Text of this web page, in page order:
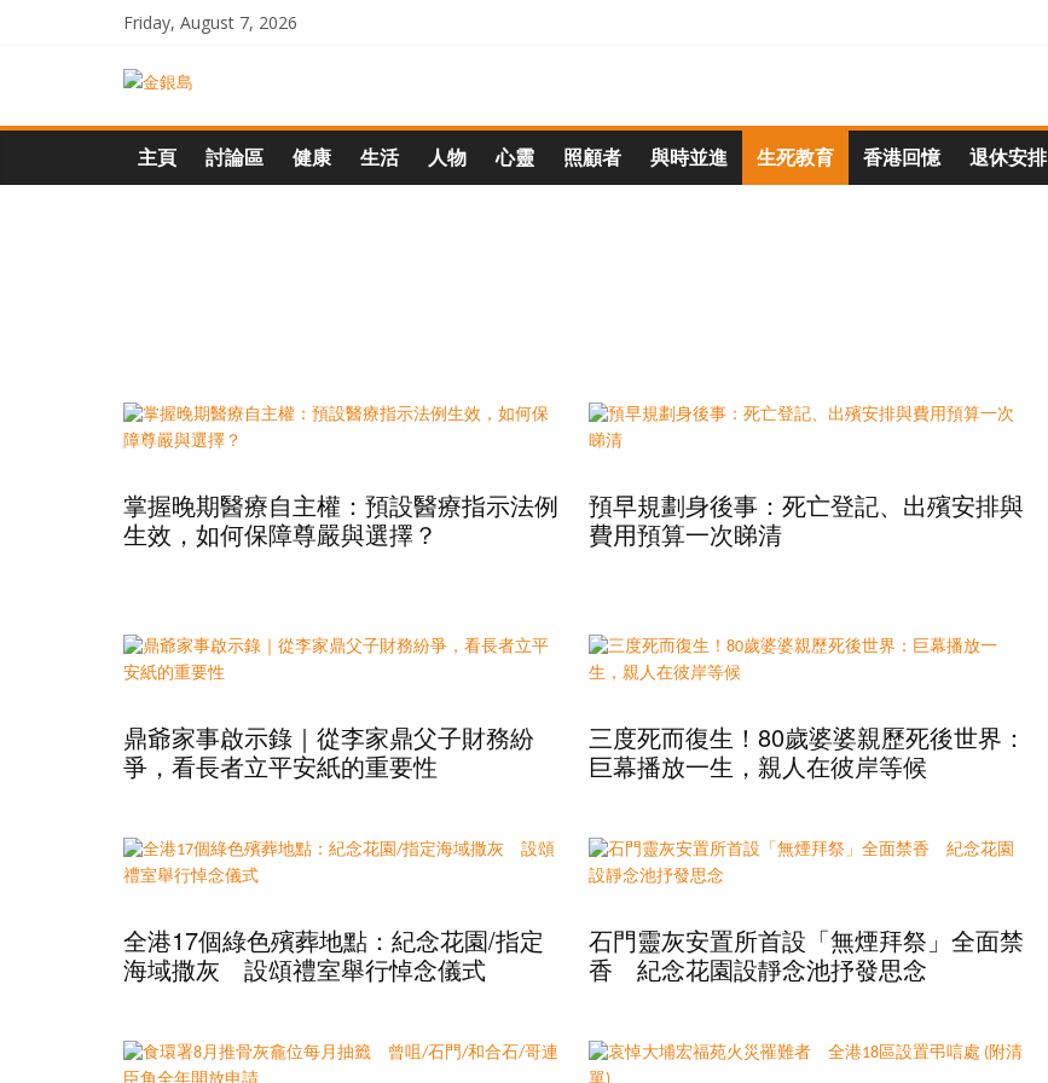
Friday, August 7, 2026
一
起
命
的
寶
藏
金
島
共
樂
共
人
生
場
主頁 討論區 健康 生活 人物 心靈 照顧者 與時並進 生死教育 香港回憶 退休安排
掌握晚期醫療自主權：預設醫療指示法例
生效，如何保障尊嚴與選擇？
預早規劃身後事：死亡登記、出殯安排與
費用預算一次睇清
鼎爺家事啟示錄｜從李家鼎父子財務紛
爭，看長者立平安紙的重要性
三度死而復生！80歲婆婆親歷死後世界：
巨幕播放一生，親人在彼岸等候
全港17個綠色殯葬地點：紀念花園/指定
海域撒灰 設頌禮室舉行悼念儀式
石門靈灰安置所首設「無煙拜祭」全面禁
香 紀念花園設靜念池抒發思念